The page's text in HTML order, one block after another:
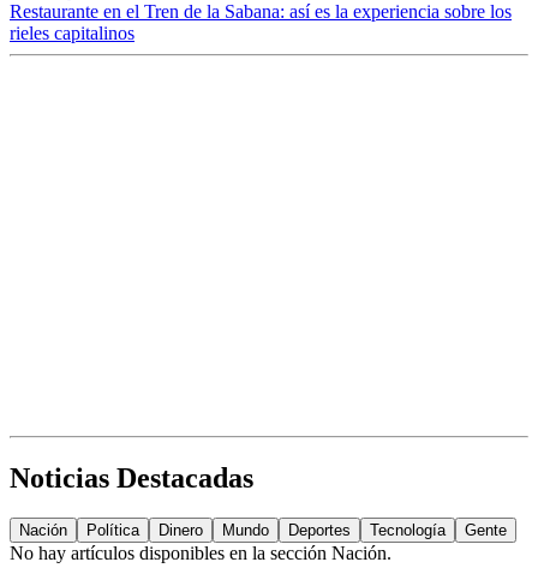
Restaurante en el Tren de la Sabana: así es la experiencia sobre los
rieles capitalinos
Noticias Destacadas
Nación Política Dinero Mundo Deportes Tecnología Gente
No hay artículos disponibles en la sección Nación.